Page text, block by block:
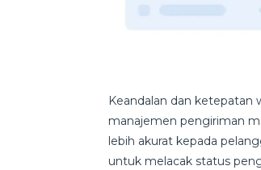
Keandalan dan ketepatan
manajemen pengiriman
lebih akurat kepada
untuk melacak status